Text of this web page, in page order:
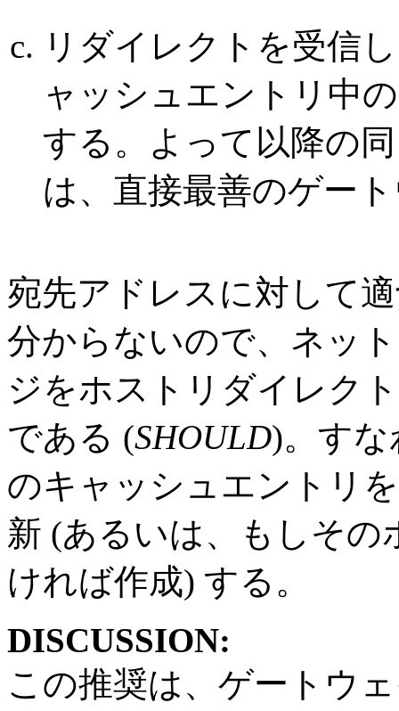
リダイレクトを受信
ャッシュエントリ中
する。よって以降の
は、直接最善のゲー
宛先アドレスに対して
分からないので、ネッ
ジをホストリダイレク
である (SHOULD)。す
のキャッシュエントリ
新 (あるいは、もしそ
ければ作成) する。
DISCUSSION:
この推奨は、ゲートウ